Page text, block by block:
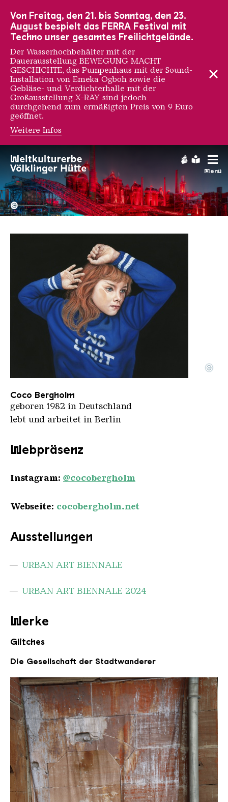
Menü
Coco Bergholm
Hochofengruppe in Rot
Copyright:
©
Portrait Coco Bergholm55x68cm 2022NO LIMIT
Copyright: Coco Bergholm
©
Coco Bergholm
geboren 1982 in Deutschland
lebt und arbeitet in Berlin
Webpräsenz
Instagram: @cocobergholm
Webseite: cocobergholm.net
Ausstellungen
URBAN ART BIENNALE
URBAN ART BIENNALE 2024
Werke
Glitches
Die Gesellschaft der Stadtwanderer
Von Freitag, den 21. bis Sonntag, den 23.
August bespielt das FERRA Festival mit
Techno unser gesamtes Freilichtgelände.
Der Wasserhochbehälter mit der
Dauerausstellung BEWEGUNG MACHT
GESCHICHTE, das Pumpenhaus mit der Sound-
Installation von Emeka Ogboh sowie die
Gebläse- und Verdichterhalle mit der
Großausstellung X-RAY sind jedoch
durchgehend zum ermäßigten Preis von 9 Euro
geöffnet.
Weitere Infos